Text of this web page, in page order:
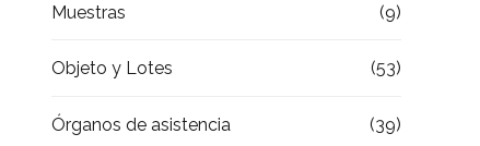
Muestras (9)
Objeto y Lotes (53)
Órganos de asistencia (39)